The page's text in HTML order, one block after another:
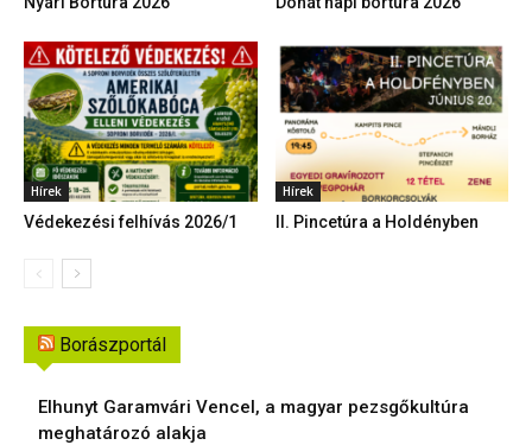
Hírek
Védekezési felhívás 2026/1
Hírek
II. Pincetúra a Holdényben
Borászportál
Elhunyt Garamvári Vencel, a magyar pezsgőkultúra
meghatározó alakja